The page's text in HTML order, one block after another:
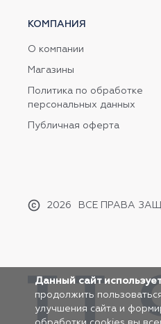
КОМПАНИЯ
О компании
Магазины
Политика по обработке
персональных данных
Публичная оферта
2026 ВСЕ ПРАВА
Данный сайт
продолжить
улучшения сайта и